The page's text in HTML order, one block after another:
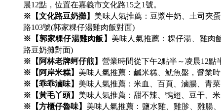
晨12點，位置在嘉義市文化路15之1號。
※【文化路豆奶攤】 美味人氣推薦：豆漿牛奶、土司夾
路103號(郭家粿仔湯雞肉飯對面)
※【郭家粿仔湯雞肉飯】 美味人氣推薦：粿仔湯、雞肉
路豆奶攤對面)
※【阿林老牌蚵仔煎】 營業時間從下午2點半～凌晨12點
※【阿岸米糕】 美味人氣推薦：鹹米糕、魷魚盤，營業
※【乖乖滷味】 美味人氣推薦：米血、百頁、滷腸、青
※【黃毛丫頭】 美味人氣推薦：甜不辣、鴨翅、豆干、
※【方櫃仔魯味】 美味人氣推薦：鹽水雞、雞胗、雞腸